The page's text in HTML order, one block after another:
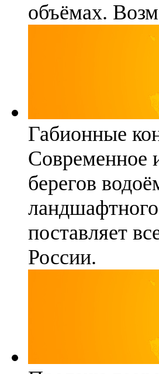
объёмах.
Габионные
Современное
берегов
поставляет
России.